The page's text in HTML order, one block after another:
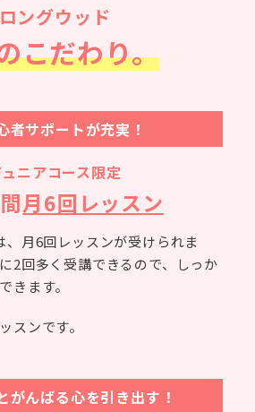
ロングウッド
こだわり。
者サポートが充実！
ニアコース限定
月6回レッスン
、月6回レッスンが受けられま
2回多く受講できるので、しっか
きます。
スンです。
がんばる心を引き出す！